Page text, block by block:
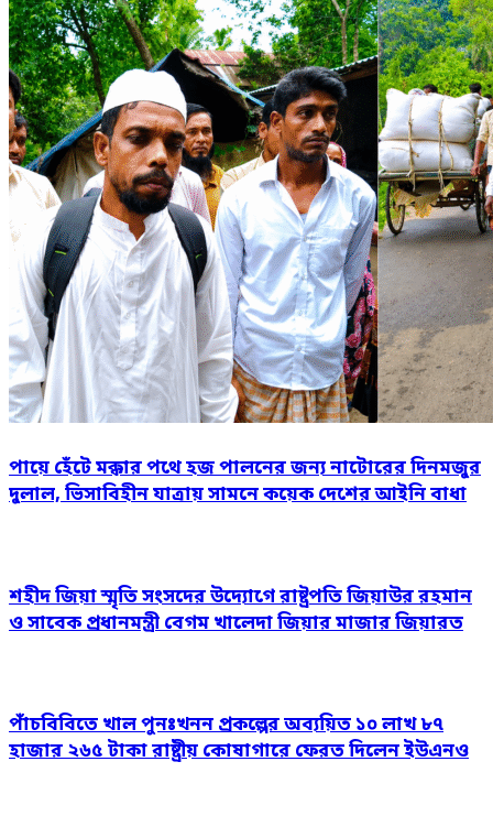
পায়ে হেঁটে মক্কার পথে হজ পালনের জন্য নাটোরের দিনমজুর
দুলাল, ভিসাবিহীন যাত্রায় সামনে কয়েক দেশের আইনি বাধা
শহীদ জিয়া স্মৃতি সংসদের উদ্যোগে রাষ্ট্রপতি জিয়াউর রহমান
ও সাবেক প্রধানমন্ত্রী বেগম খালেদা জিয়ার মাজার জিয়ারত
পাঁচবিবিতে খাল পুনঃখনন প্রকল্পের অব্যয়িত ১০ লাখ ৮৭
হাজার ২৬৫ টাকা রাষ্ট্রীয় কোষাগারে ফেরত দিলেন ইউএনও